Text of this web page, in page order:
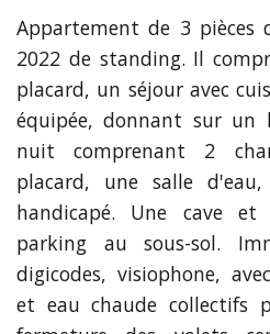
Appartement de 3 pièces
2022 de standing. Il
placard, un séjour avec
équipée, donnant sur un
nuit comprenant 2
placard, une salle
handicapé. Une cave
parking au sous-sol.
digicodes, visiophone,
et eau chaude collectifs